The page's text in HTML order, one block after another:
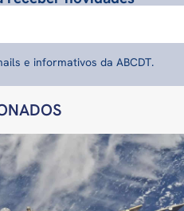
e informativos da ABCDT.